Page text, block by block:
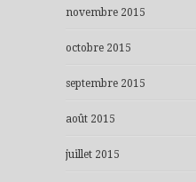
novembre 2015
octobre 2015
septembre 2015
août 2015
juillet 2015